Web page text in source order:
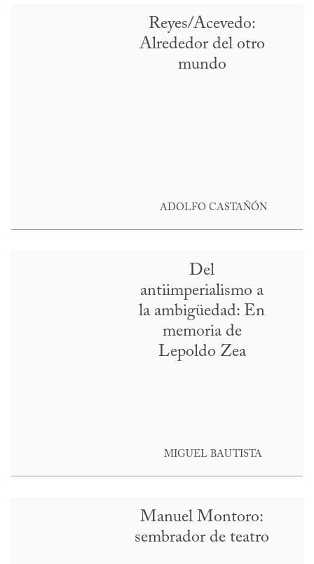
Reyes/Acevedo:
Alrededor del otro
mundo
ADOLFO CASTAÑÓN
Del
antiimperialismo a
la ambigüedad: En
memoria de
Lepoldo Zea
MIGUEL BAUTISTA
Manuel Montoro:
sembrador de teatro